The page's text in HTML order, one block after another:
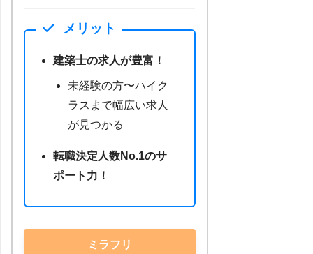
メリット
建築士の求人が豊富！
未経験の方〜ハイク
ラスまで幅広い求人
が見つかる
転職決定人数No.1のサ
ポート力！
ミラフリ